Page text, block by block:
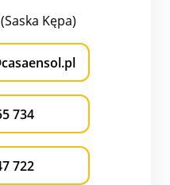
Kępa)
734
722